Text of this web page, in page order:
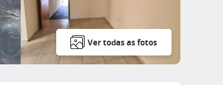
Ver todas as fotos